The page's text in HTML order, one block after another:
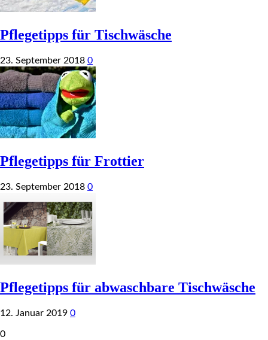
Pflegetipps für Tischwäsche
23. September 2018 0
Pflegetipps für Frottier
23. September 2018 0
Pflegetipps für abwaschbare Tischwäsche
12. Januar 2019 0
0